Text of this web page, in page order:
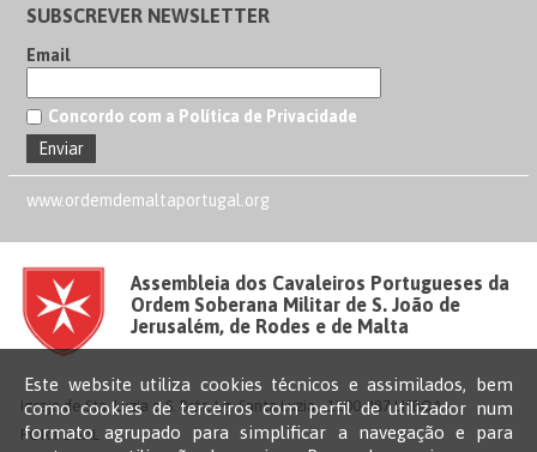
Este website utiliza cookies técnicos e assimilados, bem
como cookies de terceiros com perfil de utilizador num
formato agrupado para simplificar a navegação e para
SUBSCREVER NEWSLETTER
Email
Concordo com a Política de Privacidade
www.ordemdemaltaportugal.org
Assembleia dos Cavaleiros Portugueses da
Ordem Soberana Militar de S. João de
Jerusalém, de Rodes e de Malta
Igreja de Sta. Luzia e S. Brás, Lg. Santa Luzia - 1100-487 LISBOA –
PORTUGAL